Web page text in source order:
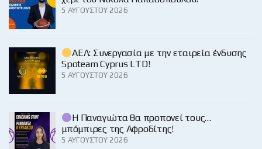
5 ΑΥΓΟΎΣΤΟΥ 2026
ΑΕΛ: Συνεργασία με την εταιρεία ένδυσης
Spoteam Cyprus LTD!
5 ΑΥΓΟΎΣΤΟΥ 2026
Η Παναγιώτα θα προπονεί τους…
μπόμπιρες της Αφροδίτης!
5 ΑΥΓΟΎΣΤΟΥ 2026